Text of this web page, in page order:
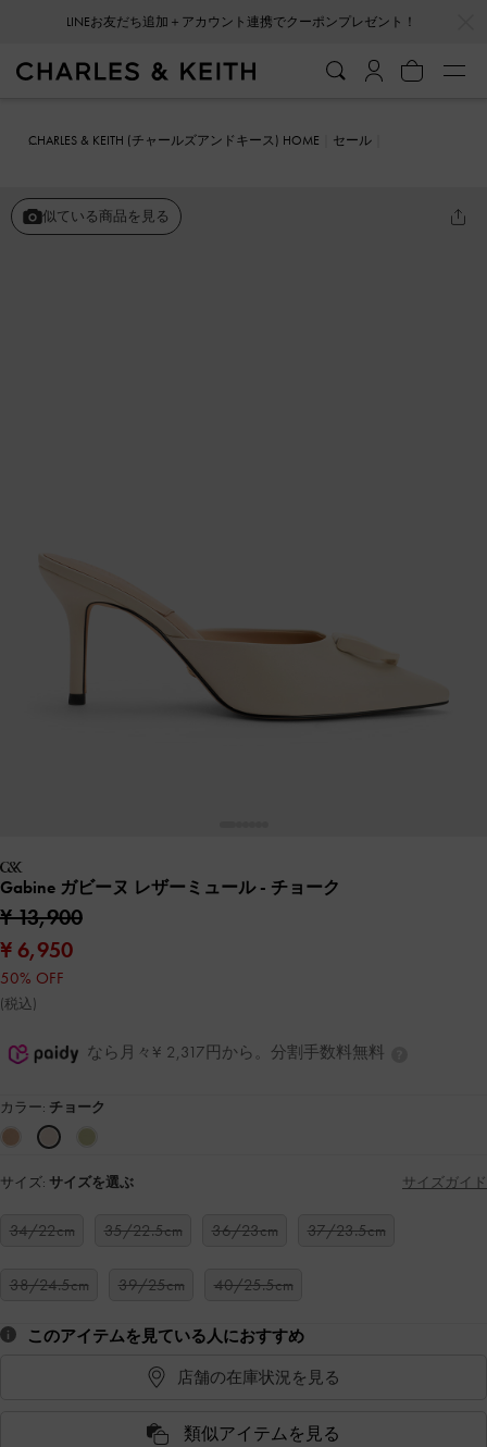
LINEお友だち追加＋アカウント連携でクーポンプレゼント！
CHARLES & KEITH (チャールズアンドキース) HOME
セール
似ている商品を見る
Gabine ガビーヌ レザーミュール- チョーク
¥ 13,900
¥ 6,950
50% OFF
(税込)
なら月々¥ 2,317円から。分割手数料無料
カラー: チョーク
サイズ: サイズを選ぶ サイズガイド
34/22cm 35/22.5cm 36/23cm 37/23.5cm
38/24.5cm 39/25cm 40/25.5cm
このアイテムを見ている人におすすめ
店舗の在庫状況を見る
類似アイテムを見る